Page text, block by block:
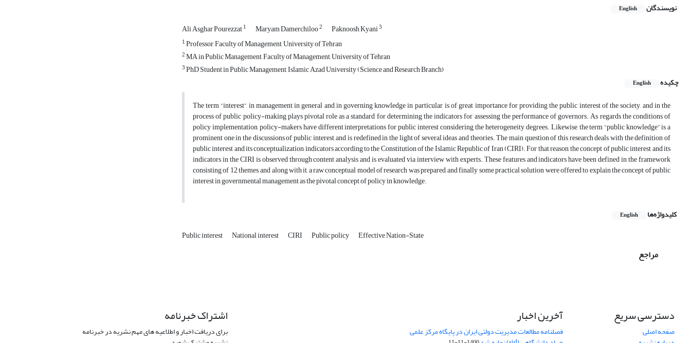
نویسندگان English
Ali Asghar Pourezzat1 Maryam Damerchiloo2 Paknoosh Kyani3
1Professor, Faculty of Management, University of Tehran
2MA in Public Management, Faculty of Management, University of Tehran
3PhD Student in Public Management, Islamic Azad University (Science and Research Branch)
چکیده
English
The term “interest”, in management in general and in governing knowledge in particular, is of great importance for providing the public interest of the society, and in the
process of public policy-making plays pivotal role as a standard for determining the indicators for assessing the performance of governors. As regards the conditions of
policy implementation, policy-makers have different interpretations for public interest considering the heterogeneity degrees. Likewise, the term “public knowledge” is a
prominent one in the discussions of public interest, and is redefined in the light of several ideas and theories. The main question of this research deals with the definition of
public interest and its conceptualization indicators according to the Constitution of the Islamic Republic of Iran (CIRI). For that reason, the concept of public interest and its
indicators in the CIRI is observed through content analysis and is evaluated via interview with experts. These features and indicators have been defined in the framework
consisting of 12 themes, and along with it, a raw conceptual model of research was prepared, and finally some practical solution were offered to explain the concept of public
interest in governmental management as the pivotal concept of policy in knowledge.
کلیدواژه‌ها English
Public interest National interest CIRI Public policy Effective Nation-State
مراجع
دسترسی سریع
صفحه اصلی
آخرین اخبار
فصلنامه مطالعات مدیریت دولتی ایران در پایگاه مرکز علمی
اشتراک خبرنامه
برای دریافت اخبار و اطلاعیه های مهم نشریه در خبرنامه